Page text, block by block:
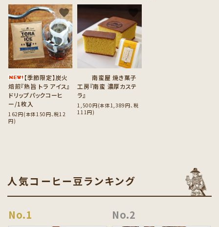
【季節限定】炭火
焙煎『熟旨 トラ アイス』
ドリップパックコーヒ
ー/1枚入
162円(本体150円、税12
円)
favorite
南蛮屋 焼き菓子
工房『南蛮 濃厚カステ
ラ』
1,500円(本体1,389円、税
111円)
favorite
人気コーヒー豆ランキング